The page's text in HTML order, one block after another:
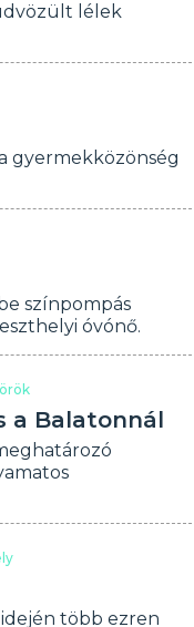
lélek
gyermekközönség
színpompás
óvónő.
a Balatonnál
több ezren